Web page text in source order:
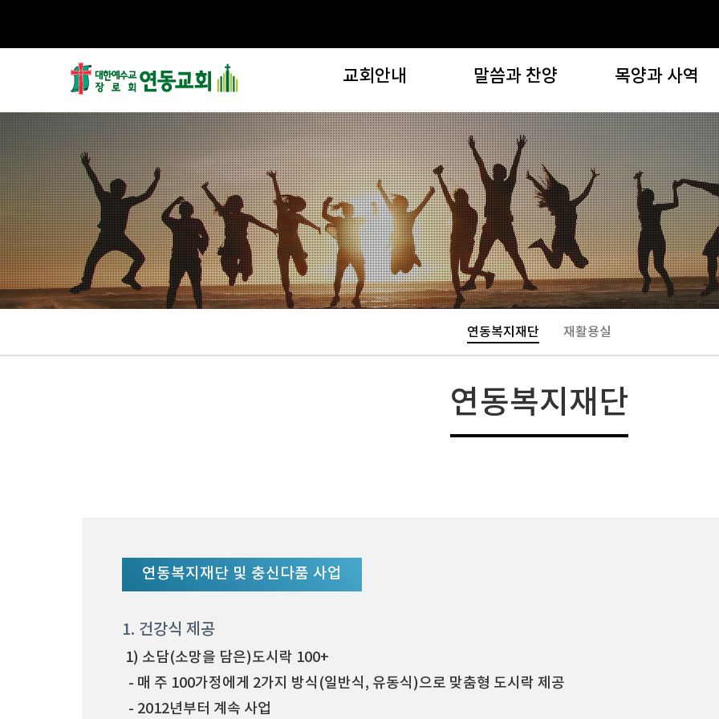
교회안내
교회안내
인사말
교회비전
목회지침
교회역사
제임스 게일
섬기는이들
말씀과 찬양
말씀과 찬양
설교영상
설교노트
찬양대/찬양단 찬양
특별영상
새벽 아직도 밝기 전에
목양과 사역
목양과 사역
지역 및 구역(목양위원회)
자치기관
선교사역
복지사역
문화사역
연동복지재단 재활용실
연동복지재단
연동복지재단 및 충신다품 사업
1. 건강식 제공
1) 소담(소망을 담은)도시락 100+
- 매 주 100가정에게 2가지 방식(일반식, 유동식)으로 맞춤형 도시락 제공
- 2012년부터 계속 사업